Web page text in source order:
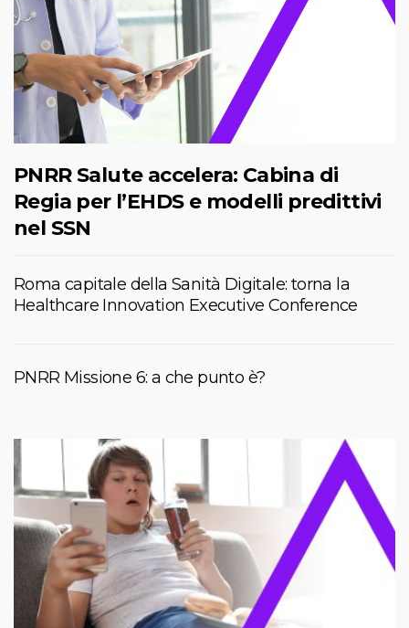
PNRR Salute accelera: Cabina di
Regia per l’EHDS e modelli predittivi
nel SSN
Roma capitale della Sanità Digitale: torna la
Healthcare Innovation Executive Conference
PNRR Missione 6: a che punto è?